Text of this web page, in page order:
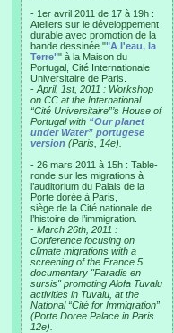
- 1er avril 2011 de 17 à 19h :
Ateliers sur le développement
durable avec promotion de la
bande dessinée ""A l'eau, la
Terre"" à la Maison du
Portugal, Cité Internationale
Universitaire de Paris.
- April, 1st, 2011 : Workshop
on CC at the International
“Cité Universitaire”’s House of
Portugal with “Our planet
under Water” portugese
version (Paris, 14e).
- 26 mars 2011 à 15h : Table-
ronde sur les migrations à
l’auditorium du Palais de la
Porte dorée à Paris,
siège de la Cité nationale de
l’histoire de l’immigration.
- March 26th, 2011 :
Conference focusing on
climate migrations with a
screening of the France 5
documentary "Paradis en
sursis" promoting Alofa Tuvalu
activities in Tuvalu, at the
National “Cité for Immigration”
(Porte Doree Palace in Paris
12e).